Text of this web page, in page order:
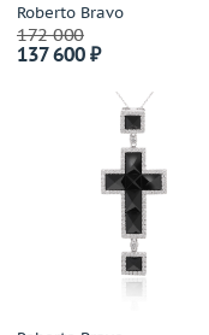
Mattioli
Mauboussin
Maxim Demidov
Mercury
Messika
Mikimoto
Mirco Visconti
Roberto Bravo
172 000
137 600 ₽